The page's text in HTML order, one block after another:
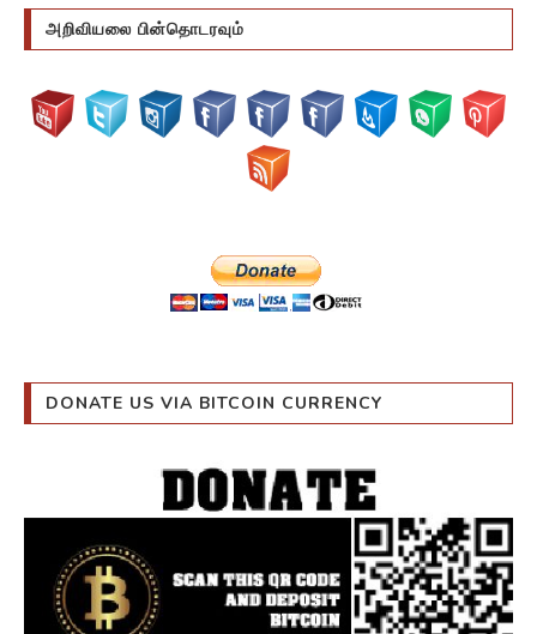
அறிவியலை பின்தொடரவும்
DONATE US VIA BITCOIN CURRENCY